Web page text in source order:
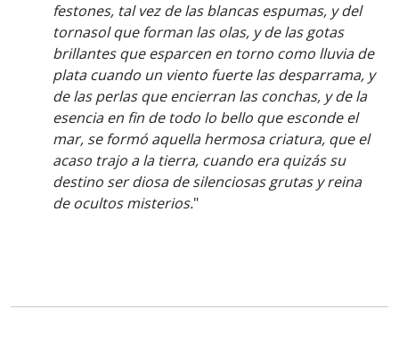
festones, tal vez de las blancas espumas, y del
tornasol que forman las olas, y de las gotas
brillantes que esparcen en torno como lluvia de
plata cuando un viento fuerte las desparrama, y
de las perlas que encierran las conchas, y de la
esencia en fin de todo lo bello que esconde el
mar, se formó aquella hermosa criatura, que el
acaso trajo a la tierra, cuando era quizás su
destino ser diosa de silenciosas grutas y reina
de ocultos misterios."